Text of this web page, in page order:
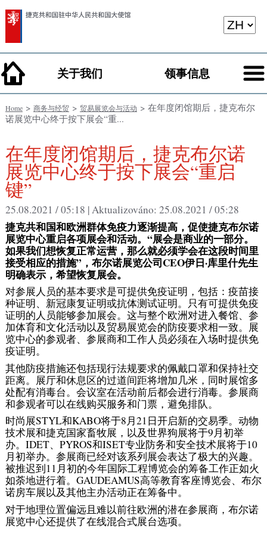
关于我们 领事信息
Home> 商务与经贸> 贸易展览会与活动 > 在年度闭馆期后，捷克布尔
诺展览中心终于按下展会“重...
在年度闭馆期后，捷克布尔诺
展览中心终于按下展会“重启
键”
25.08.2021 / 05:18 |Aktualizováno: 25.08.2021 / 05:28
捷克共和国和欧洲群体免疫力逐渐提高，促使捷克布尔诺
展览中心重启各项展会和活动。“展会是商业的一部分。
如果我们想恢复正常运营，那么就必须学会在这段时间里
接受相应的措施”，布尔诺展览公司CEO伊日·库里什先生
明确表示，希望恢复展会。
对参展人员的基本要求是可提供免疫证明，包括：疫苗接
种证明、新冠康复证明或抗体测试证明。只有可提供免疫
证明的人员能够参加展会。这与整个欧洲对进入餐馆、参
加体育和文化活动以及贸易展览会的防疫要求相一致。展
览中心的参观者、参展商和工作人员必须在入场时提供免
疫证明。
其他防疫措施还包括现行法规要求的佩戴口罩和保持社交
距离。展厅和休息区的过道间距将增加几米，同时展馆多
处配有消毒台。会议室在活动前后都会进行消毒。参展商
和参观者可以在线购买服务和门票，避免排队。
时尚展STYL和KABO将于8月21日开启新的交易季。动物
技术展和捷克国家畜牧展，以及世界狗展将于9月初举
办。IDET、PYROS和ISET专业防务和安全技术展将于10
月初举办。参展商已经对该系列展会表达了极大的兴趣。
被推迟到11月初的今年国际工程博览会的筹备工作正如火
如荼地进行着。GAUDEAMUS高等教育客座博览会、布尔
诺房车展以及其他主办活动正在筹备中。
对于地理位置偏远且难以前往欧洲的潜在参展商，布尔诺
展览中心还提供了在线混合式展台选项。